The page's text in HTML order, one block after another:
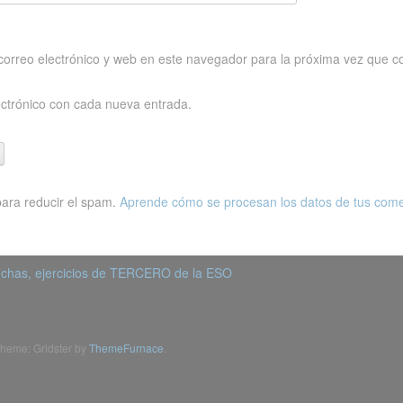
electrónico y web en este navegador para la próxima vez que
con cada nueva entrada.
reducir el spam. Aprende cómo se procesan los datos de tus
ejercicios de TERCERO de la ESO
Gridster by ThemeFurnace